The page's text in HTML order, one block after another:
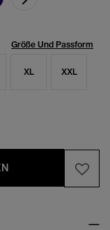
Größe Und Passform
XL XXL